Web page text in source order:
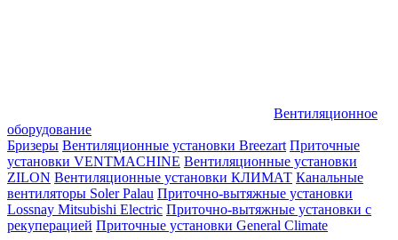
Вентиляционное
оборудование
Бризеры Вентиляционные установки Breezart Приточные
установки VENTMACHINE Вентиляционные установки
ZILON Вентиляционные установки КЛИМАТ Канальные
вентиляторы Soler Palau Приточно-вытяжные установки
Lossnay Mitsubishi Electric Приточно-вытяжные установки с
рекуперацией Приточные установки General Climate